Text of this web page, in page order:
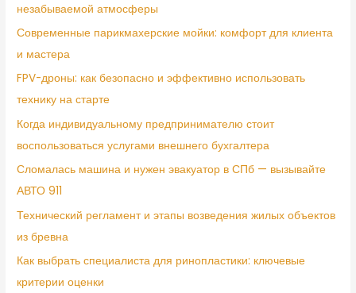
незабываемой атмосферы
Современные парикмахерские мойки: комфорт для клиента
и мастера
FPV-дроны: как безопасно и эффективно использовать
технику на старте
Когда индивидуальному предпринимателю стоит
воспользоваться услугами внешнего бухгалтера
Сломалась машина и нужен эвакуатор в СПб — вызывайте
АВТО 911
Технический регламент и этапы возведения жилых объектов
из бревна
Как выбрать специалиста для ринопластики: ключевые
критерии оценки